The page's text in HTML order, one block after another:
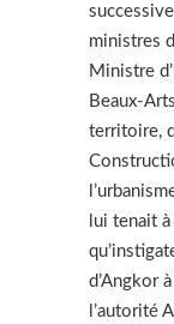
ministres
Ministre
Beaux-
territoire,
lui tenait
d’Angkor
l’autorité